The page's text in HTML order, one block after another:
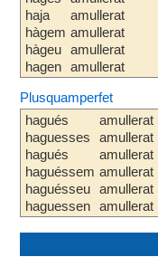
haja
hàgem
hàgeu
hagen
amullerat
amullerat
amullerat
amullerat
Plusquamperfet
hagués
haguesses
hagués
haguéssem
haguésseu
haguessen
amullerat
amullerat
amullerat
amullerat
amullerat
amullerat